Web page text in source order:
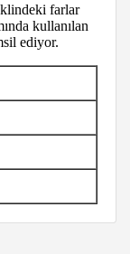
farlar
kullanılan
ediyor.